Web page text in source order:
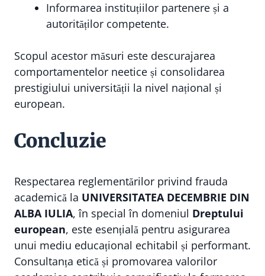
Informarea instituțiilor partenere și a
autorităților competente.
Scopul acestor măsuri este descurajarea
comportamentelor neetice și consolidarea
prestigiului universității la nivel național și
european.
Concluzie
Respectarea reglementărilor privind frauda
academică la UNIVERSITATEA DECEMBRIE DIN
ALBA IULIA, în special în domeniul Dreptului
european, este esențială pentru asigurarea
unui mediu educațional echitabil și performant.
Consultanța etică și promovarea valorilor